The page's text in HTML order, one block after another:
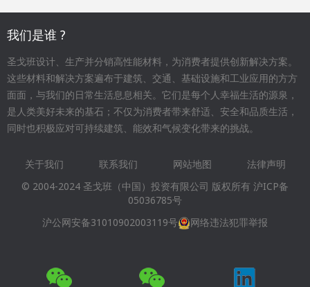
我们是谁 ?
圣戈班设计、生产并分销高性能材料，为消费者提供创新解决方案。
这些材料和解决方案遍布于建筑、交通、基础设施和工业应用的方方
面面，与我们的日常生活息息相关。它们是每个人幸福生活的源泉，
是人类美好未来的基石；不仅为消费者带来舒适、安全和品质生活，
同时也积极应对可持续建筑、能效和气候变化带来的挑战。
Footer
menu
关于我们 联系我们 网站地图
法律声明
© 2004-2024 圣戈班（中国）投资有限公司 版权所有 沪ICP备
05036785号
沪公网安备31010902003119号
网络违法犯罪举报